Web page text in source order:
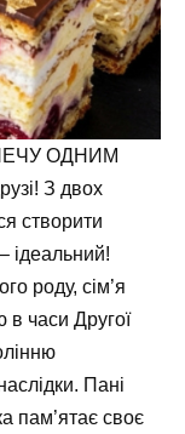
ОДНИМ
З двох
створити
ідеальний!
роду, сім’я
в часи Другої
Пані
пам’ятає своє